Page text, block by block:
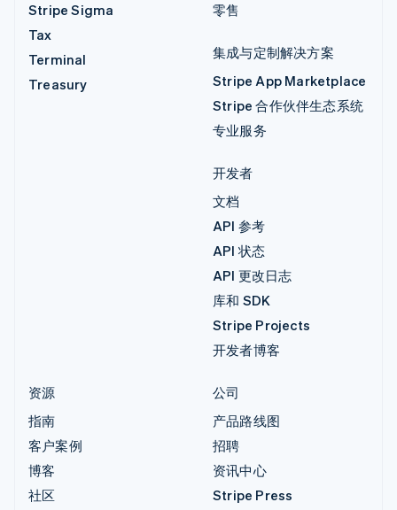
Stripe Sigma
Tax
Terminal
Treasury
零售
集成与定制解决方案
Stripe App Marketplace
Stripe 合作伙伴生态系统
专业服务
开发者
文档
API 参考
API 状态
API 更改日志
库和 SDK
Stripe Projects
开发者博客
资源
指南
客户案例
博客
社区
公司
产品路线图
招聘
资讯中心
Stripe Press